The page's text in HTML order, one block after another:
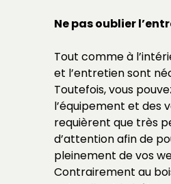
Ne pas oublier
Tout comme à
et l’entretien sont
Toutefois, vous
l’équipement et des
requièrent que très
d’attention afin de
pleinement de vos
Contrairement au